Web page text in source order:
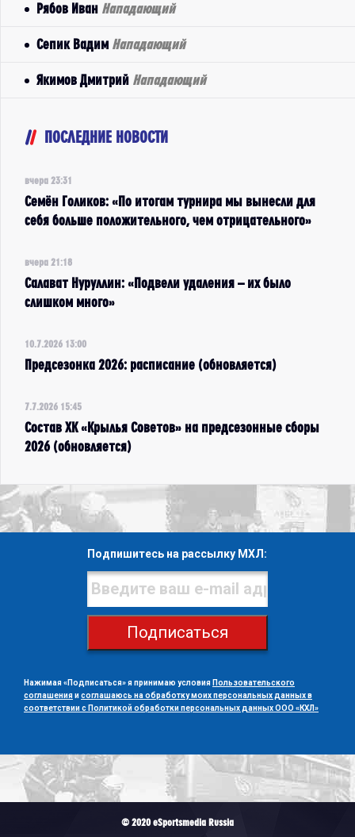
Рябов Иван Нападающий
Сепик Вадим Нападающий
Якимов Дмитрий Нападающий
ПОСЛЕДНИЕ НОВОСТИ
вчера 23:31
Семён Голиков: «По итогам турнира мы вынесли для
себя больше положительного, чем отрицательного»
вчера 21:18
Салават Нуруллин: «Подвели удаления – их было
слишком много»
10.7.2026 13:00
Предсезонка 2026: расписание (обновляется)
7.7.2026 15:45
Состав ХК «Крылья Советов» на предсезонные сборы
2026 (обновляется)
Подпишитесь на рассылку МХЛ:
Подписаться
Нажимая «Подписаться» я принимаю условия Пользовательского
соглашенияисоглашаюсь на обработку моих персональных данных в
соответствии с Политикой обработки персональных данных ООО «КХЛ»
© 2020 eSportsmedia Russia